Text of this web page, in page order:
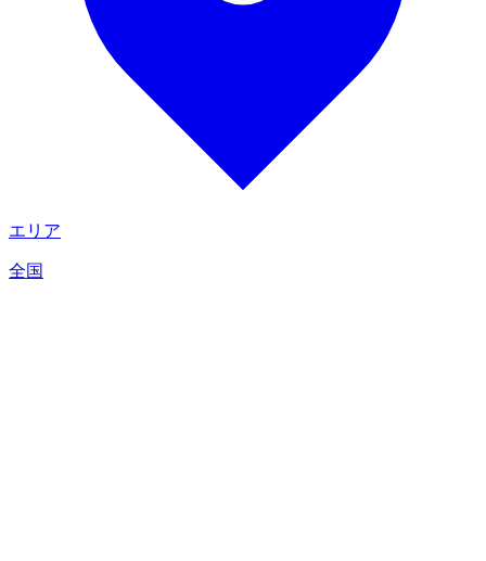
エリア
全国